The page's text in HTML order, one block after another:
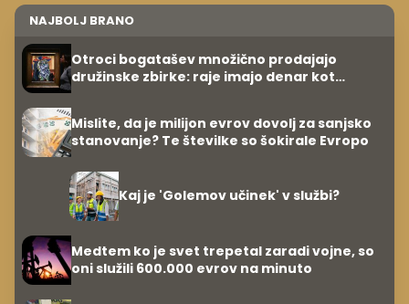
NAJBOLJ BRANO
Otroci bogatašev množično prodajajo
družinske zbirke: raje imajo denar kot
Mislite, da je milijon evrov dovolj za sanjsko
stanovanje? Te številke so šokirale Evropo
Kaj je 'Golemov učinek' v službi?
Medtem ko je svet trepetal zaradi vojne, so
oni služili 600.000 evrov na minuto